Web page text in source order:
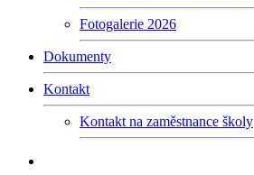
Fotogalerie 2026
Dokumenty
Kontakt
Kontakt na zaměstnance školy